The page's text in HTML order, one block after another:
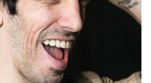
en PDF